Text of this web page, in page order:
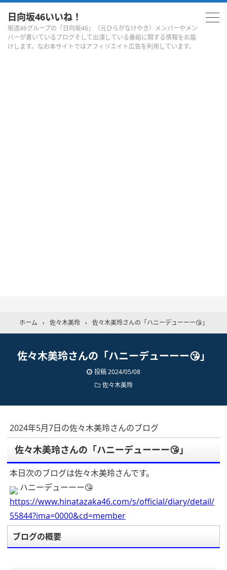
日向坂46いいね！
坂道46グループの「日向坂46」（元ひらがなけやき）メンバーやメン
バーが書いているブログそして出演している番組に関する情報をお届
けします。なお本サイトではアフィリエイト広告を利用しています。
ホーム › 佐々木美玲 › 佐々木美玲さんの「ハニーデューーー😘」
佐々木美玲さんの「ハニーデューーー😘」
投稿2024/05/08
佐々木美玲
2024年5月7日の佐々木美玲さんのブログ
佐々木美玲さんの「ハニーデューーー😘」
本日次のブログは佐々木美玲さんです。
ハニーデューーー😘
https://www.hinatazaka46.com/s/official/diary/detail/
55844?ima=0000&cd=member
ブログの概要